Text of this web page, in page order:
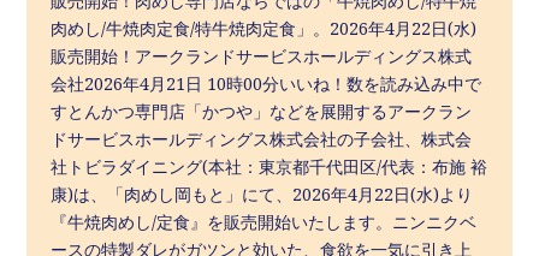
肉めし/牛焼肉定食/特牛焼肉定食」。2026年4月22日(水)
販売開始！アークランドサービスホールディングス株式
会社2026年4月21日 10時00分いいね！数を読み込み中で
すとんかつ専⾨店「かつや」などを展開するアークラン
ドサービスホールディングス株式会社の⼦会社、株式会
社トビラダイニング(本社：東京都千代田区/代表：布施 裕
康)は、「肉めし岡もと」にて、2026年4月22日(水)より
『牛焼肉めし/定食』を販売開始いたします。ニンニクベ
ースの特製ダレがガツンと効いた、食欲を一気に引き上